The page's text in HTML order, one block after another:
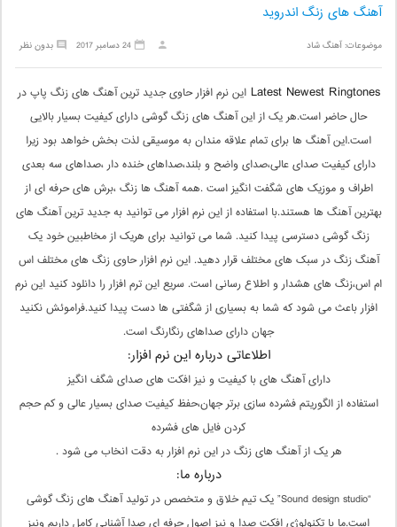
آهنگ های زنگ اندروید
موضوعات:آهنگ شاد بدون نظر 24 دسامبر 2017
Latest Newest Ringtones این نرم افزار حاوی جدید ترین آهنگ های زنگ پاپ در
حال حاضر است.هر یک از این آهنگ های زنگ گوشی دارای کیفیت بسیار بالایی
است.این آهنگ ها برای تمام علاقه مندان به موسیقی لذت بخش خواهد بود زیرا
دارای کیفیت صدای عالی،صدای واضح و بلند،صداهای خنده دار ،صداهای سه بعدی
اطراف و موزیک های شگفت انگیز است .همه آهنگ ها زنگ ،برش های حرفه ای از
بهترین آهنگ ها هستند.با استفاده از این نرم افزار می توانید به جدید ترین آهنگ های
زنگ گوشی دسترسی پیدا کنید. شما می توانید برای هریک از مخاطبین خود یک
آهنگ زنگ در سبک های مختلف قرار دهید. این نرم افزار حاوی زنگ های مختلف اس
ام اس،زنگ های هشدار و اطلاع رسانی است. سریع این ترم افزار را دانلود کنید این نرم
افزار باعث می شود که شما به بسیاری از شگفتی ها دست پیدا کنید.فراموئش نکنید
جهان دارای صداهای رنگارنگ است.
اطلاعاتی درباره این نرم افزار:
دارای آهنگ های با کیفیت و نیز افکت های صدای شگف انگیز
استفاده از الگوریتم فشرده سازی برتر جهان،حفظ کیفیت صدای بسیار عالی و کم حجم
کردن فایل های فشرده
هر یک از آهنگ های زنگ در این نرم افزار به دقت انخاب می شود .
درباره ما:
“Sound design studio” یک تیم خلاق و متخصص در تولید آهنگ های زنگ گوشی